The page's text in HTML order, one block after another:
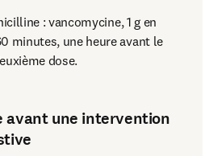
: vancomycine, 1 g en
minutes, une heure avant le
dose.
une intervention